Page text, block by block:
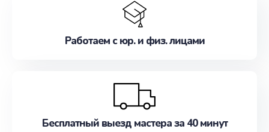
Работаем с юр. и физ. лицами
Бесплатный выезд мастера за 40 минут